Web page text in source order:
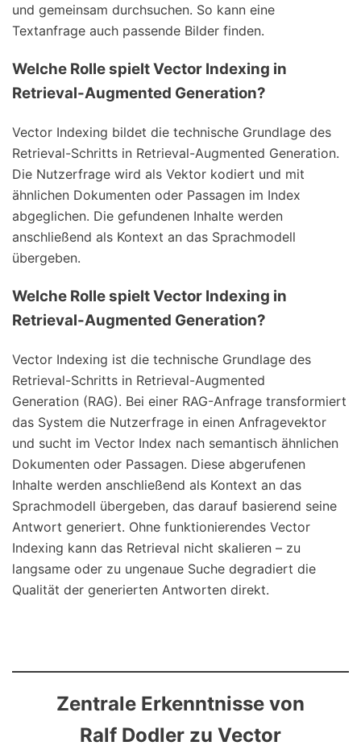
und gemeinsam durchsuchen. So kann eine
Textanfrage auch passende Bilder finden.
Welche Rolle spielt Vector Indexing in
Retrieval-Augmented Generation?
Vector Indexing bildet die technische Grundlage des
Retrieval-Schritts in Retrieval-Augmented Generation.
Die Nutzerfrage wird als Vektor kodiert und mit
ähnlichen Dokumenten oder Passagen im Index
abgeglichen. Die gefundenen Inhalte werden
anschließend als Kontext an das Sprachmodell
übergeben.
Welche Rolle spielt Vector Indexing in
Retrieval-Augmented Generation?
Vector Indexing ist die technische Grundlage des
Retrieval-Schritts in Retrieval-Augmented
Generation (RAG). Bei einer RAG-Anfrage transformiert
das System die Nutzerfrage in einen Anfragevektor
und sucht im Vector Index nach semantisch ähnlichen
Dokumenten oder Passagen. Diese abgerufenen
Inhalte werden anschließend als Kontext an das
Sprachmodell übergeben, das darauf basierend seine
Antwort generiert. Ohne funktionierendes Vector
Indexing kann das Retrieval nicht skalieren – zu
langsame oder zu ungenaue Suche degradiert die
Qualität der generierten Antworten direkt.
Zentrale Erkenntnisse von
Ralf Dodler zu Vector